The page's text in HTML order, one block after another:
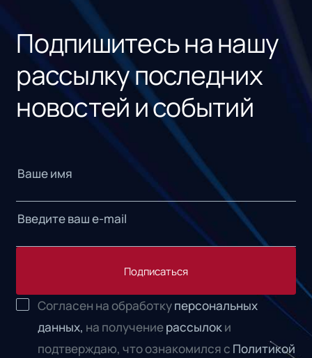
Подпишитесь на нашу
рассылку последних
новостей и событий
Подписаться
Согласен на обработкуперсональных
данных, на получениерассылоки
подтверждаю, что ознакомился с Политикой